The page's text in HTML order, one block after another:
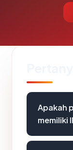
Apakah
memiliki